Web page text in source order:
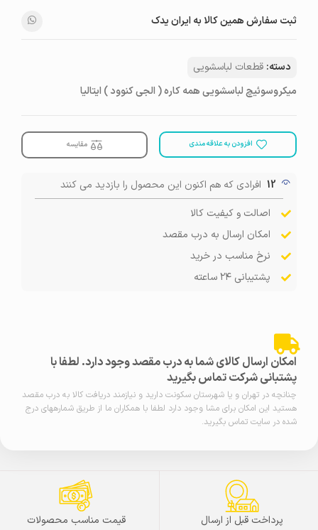
ثبت سفارش همین کالا به ایران یدک
دسته: قطعات لباسشویی
میکروسوئیچ لباسشویی همه کاره ( الجی کنوود ) ایتالیا
افزودن به علاقه مندی مقایسه
12 افرادی که هم اکنون این محصول را بازدید می کنند
اصالت و کیفیت کالا
امکان ارسال به درب مقصد
نرخ مناسب در خرید
پشتیبانی ۲۴ ساعته
امکان ارسال کالای شما به درب مقصد وجود دارد. لطفا با
پشتبانی شرکت تماس بگیرید
چنانچه در تهران و یا شهرستان سکونت دارید و نیازمند دریافت کالا به درب مقصد
هستید این امکان برای مشا وجود دارد لطفا با همکاران ما از طریق شمارههای درج
شده در سایت تماس بگیرید.
پرداخت قبل از ارسال قیمت مناسب محصولات